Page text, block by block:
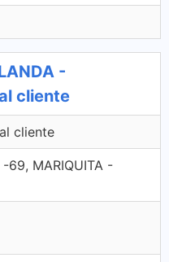
-
cliente
cliente
69, MARIQUITA -